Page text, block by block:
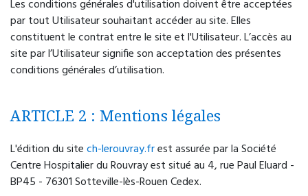
Saint Exupéry(CASP)
272 route de Darnétal
76000 Rouen
Accueil du lundi au vendredi, de 9h à 20h.
Les conditions générales d'utilisation doivent être acceptées
par tout Utilisateur souhaitant accéder au site. Elles
constituent le contrat entre le site et l'Utilisateur. L’accès au
site par l’Utilisateur signifie son acceptation des présentes
conditions générales d’utilisation.
ARTICLE 2 : Mentions légales
L'édition du sitech-lerouvray.frest assurée par la Société
Centre Hospitalier du Rouvray est situé au 4, rue Paul Eluard -
BP45 - 76301 Sotteville-lès-Rouen Cedex.